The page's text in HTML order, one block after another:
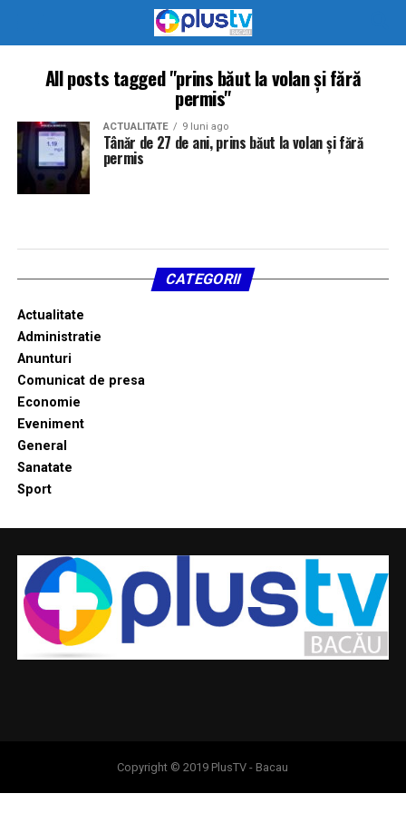
All posts tagged "prins băut la volan și fără
permis"
ACTUALITATE 9 luni ago
Tânăr de 27 de ani, prins băut la volan și fără
permis
CATEGORII
Actualitate
Administratie
Anunturi
Comunicat de presa
Economie
Eveniment
General
Sanatate
Sport
Copyright © 2019 PlusTV - Bacau